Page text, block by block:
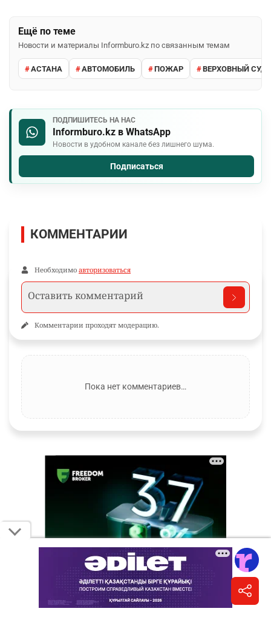
Ещё по теме
Новости и материалы Informburo.kz по связанным темам
АСТАНА АВТОМОБИЛЬ ПОЖАР ВЕРХОВНЫЙ СУД
ПОДПИШИТЕСЬ НА НАС
Informburo.kz в WhatsApp
Новости в удобном канале без лишнего шума.
Подписаться
КОММЕНТАРИИ
Необходимо авторизоваться
Комментарии проходят модерацию.
Пока нет комментариев…